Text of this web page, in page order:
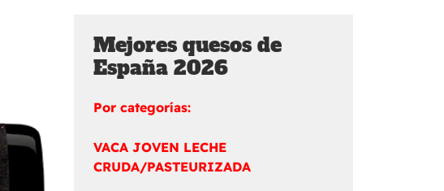
Mejores quesos de
España 2026
Por categorías:
VACA JOVEN LECHE
CRUDA/PASTEURIZADA